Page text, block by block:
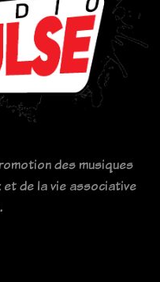
des musiques
de la vie associative